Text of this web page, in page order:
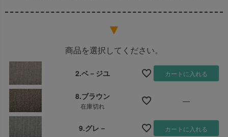
ご注文方法
① ご希望の商品ページに、測った変形サイズのヨコの合
タテの合計を“長さ”
に入力してご注文くだ
さい。
② 下記から「オーダーカット加工お申込み用紙」をダウ
ンロード
③ 用紙に必要事項を記入し、FAX、または用紙をスキャ
▼
商品を選択してください。
2.ベ－ジユ カートに入れる
8.ブラウン
在庫切れ
—
9.グレ－ カートに入れる